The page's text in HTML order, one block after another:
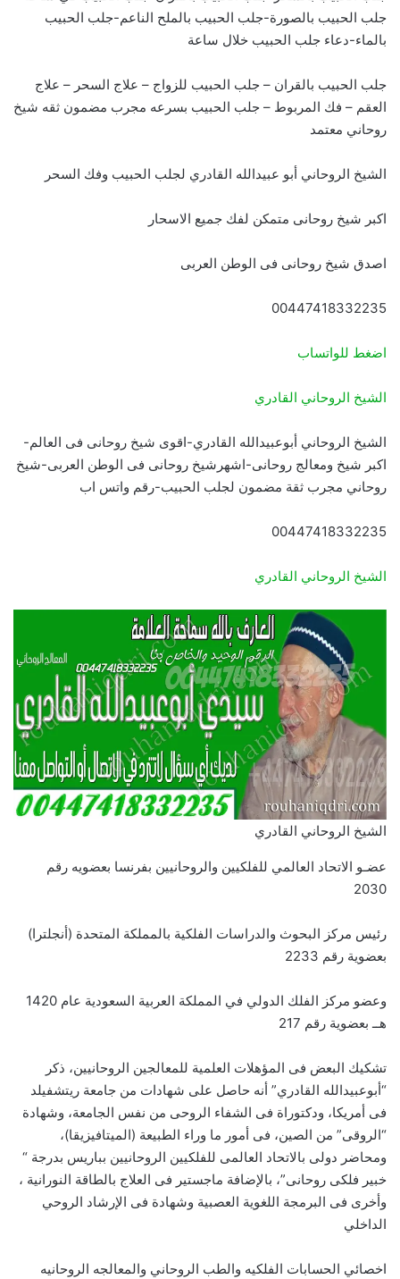
جلب الحبيب بالصورة-جلب الحبيب بالملح الناعم-جلب الحبيب
بالماء-دعاء جلب الحبيب خلال ساعة
جلب الحبيب بالقران – جلب الحبيب للزواج – علاج السحر – علاج
العقم – فك المربوط – جلب الحبيب بسرعه مجرب مضمون ثقه شيخ
روحاني معتمد
الشيخ الروحاني أبو عبيدالله القادري لجلب الحبيب وفك السحر
اكبر شيخ روحانى متمكن لفك جميع الاسحار
اصدق شيخ روحانى فى الوطن العربى
00447418332235
اضغط للواتساب
الشيخ الروحاني القادري
الشيخ الروحاني أبوعبيدالله القادري-اقوى شيخ روحانى فى العالم-
اكبر شيخ ومعالج روحانى-اشهرشيخ روحانى فى الوطن العربى-شيخ
روحاني مجرب ثقة مضمون لجلب الحبيب-رقم واتس اب
00447418332235
الشيخ الروحاني القادري
الشيخ الروحاني القادري
عضـو الاتحاد العالمي للفلكيين والروحانيين بفرنسا بعضويه رقم
2030
رئيس مركز البحوث والدراسات الفلكية بالمملكة المتحدة (أنجلترا)
بعضوية رقم 2233
وعضو مركز الفلك الدولي في المملكة العربية السعودية عام 1420
هــ بعضوية رقم 217
تشكيك البعض فى المؤهلات العلمية للمعالجين الروحانيين، ذكر
“أبوعبيدالله القادري” أنه حاصل على شهادات من جامعة ريتشفيلد
فى أمريكا، ودكتوراة فى الشفاء الروحى من نفس الجامعة، وشهادة
“الروقى” من الصين، فى أمور ما وراء الطبيعة (الميتافيزيقا)،
ومحاضر دولى بالاتحاد العالمى للفلكيين الروحانيين بباريس بدرجة “
خبير فلكى روحانى”، بالإضافة ماجستير فى العلاج بالطاقة النورانية ،
وأخرى فى البرمجة اللغوية العصبية وشهادة فى الإرشاد الروحي
الداخلي
اخصائي الحسابات الفلكيه والطب الروحاني والمعالجه الروحانيه